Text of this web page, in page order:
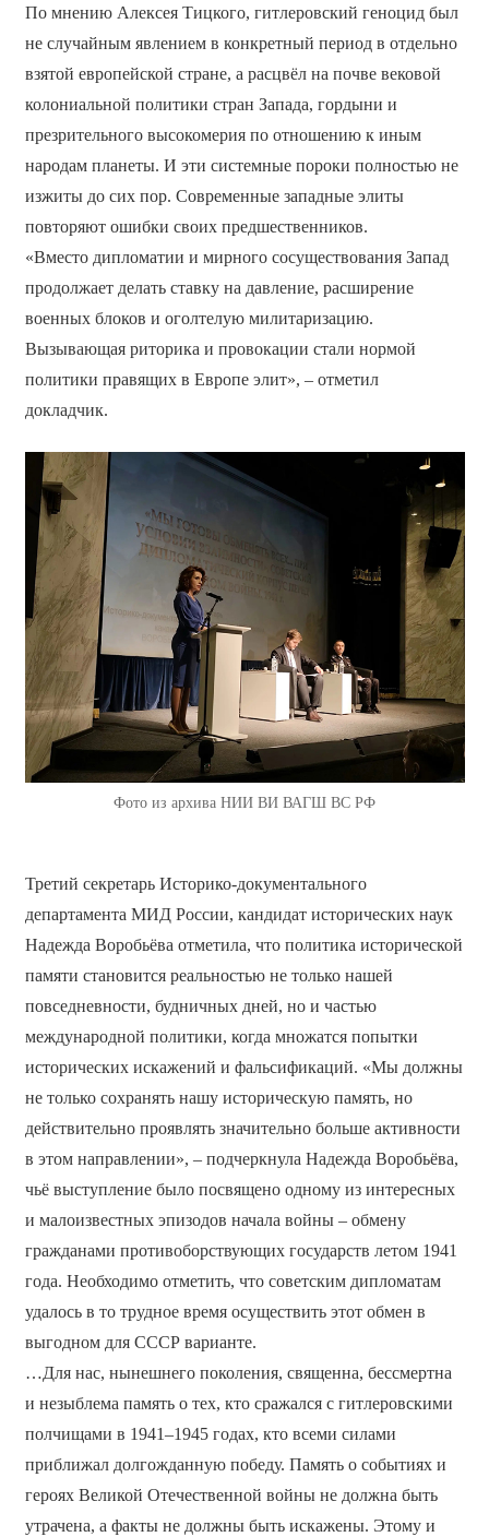
По мнению Алексея Тицкого, гитлеровский геноцид был
не случайным явлением в конкретный период в отдельно
взятой европейской стране, а расцвёл на почве вековой
колониальной политики стран Запада, гордыни и
презрительного высокомерия по отношению к иным
народам планеты. И эти системные пороки полностью не
изжиты до сих пор. Современные западные элиты
повторяют ошибки своих предшественников.
«Вместо дипломатии и мирного сосуществования Запад
продолжает делать ставку на давление, расширение
военных блоков и оголтелую милитаризацию.
Вызывающая риторика и провокации стали нормой
политики правящих в Европе элит», – отметил
докладчик.
Фото из архива НИИ ВИ ВАГШ ВС РФ
Третий секретарь Историко-документального
департамента МИД России, кандидат исторических наук
Надежда Воробьёва отметила, что политика исторической
памяти становится реальностью не только нашей
повседневности, будничных дней, но и частью
международной политики, когда множатся попытки
исторических искажений и фальсификаций. «Мы должны
не только сохранять нашу историческую память, но
действительно проявлять значительно больше активности
в этом направлении», – подчеркнула Надежда Воробьёва,
чьё выступление было посвящено одному из интересных
и малоизвестных эпизодов начала войны – обмену
гражданами противоборствующих государств летом 1941
года. Необходимо отметить, что советским дипломатам
удалось в то трудное время осуществить этот обмен в
выгодном для СССР варианте.
…Для нас, нынешнего поколения, священна, бессмертна
и незыблема память о тех, кто сражался с гитлеровскими
полчищами в 1941–1945 годах, кто всеми силами
приближал долгожданную победу. Память о событиях и
героях Великой Отечественной войны не должна быть
утрачена, а факты не должны быть искажены. Этому и